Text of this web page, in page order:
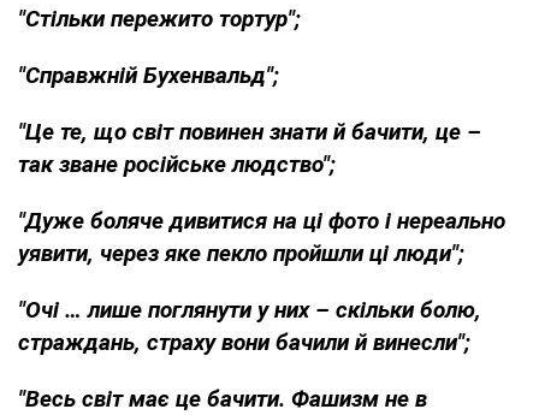
"Стільки пережито тортур";
"Справжній Бухенвальд";
"Це те, що світ повинен знати й бачити, це –
так зване російське людство";
"Дуже боляче дивитися на ці фото і нереально
уявити, через яке пекло пройшли ці люди";
"Очі … лише поглянути у них – скільки болю,
страждань, страху вони бачили й винесли";
"Весь світ має це бачити. Фашизм не в